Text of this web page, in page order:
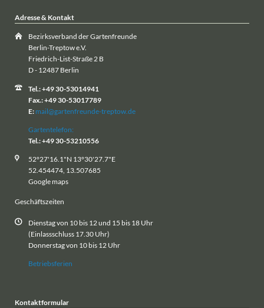
Adresse & Kontakt
Bezirksverband der Gartenfreunde
Berlin-Treptow e.V.
Friedrich-List-Straße 2 B
D - 12487 Berlin
Tel.: +49 30-53014941
Fax.: +49 30-53017789
E: mail@gartenfreunde-treptow.de
Gartentelefon:
Tel.: +49 30-53210556
52°27'16.1"N 13°30'27.7"E
52.454474, 13.507685
Google maps
Geschäftszeiten
Dienstag von 10 bis 12 und 15 bis 18 Uhr
(Einlassschluss 17.30 Uhr)
Donnerstag von 10 bis 12 Uhr
Betriebsferien
Kontaktformular